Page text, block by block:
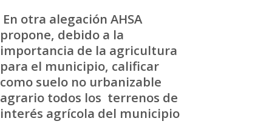
En otra alegación AHSA
propone, debido a la
importancia de la agricultura
para el municipio, calificar
como suelo no urbanizable
agrario todos los terrenos de
interés agrícola del municipio